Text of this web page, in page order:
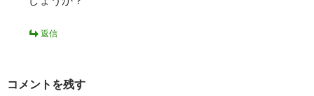
返信
コメントを残す